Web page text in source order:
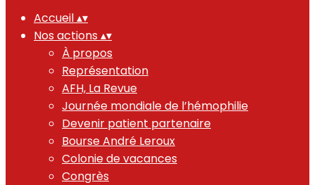
Accueil▴▾
Nos actions ▴▾
À propos
Représentation
AFH, La Revue
Journée mondiale de l’hémophilie
Devenir patient partenaire
Bourse André Leroux
Colonie de vacances
Congrès